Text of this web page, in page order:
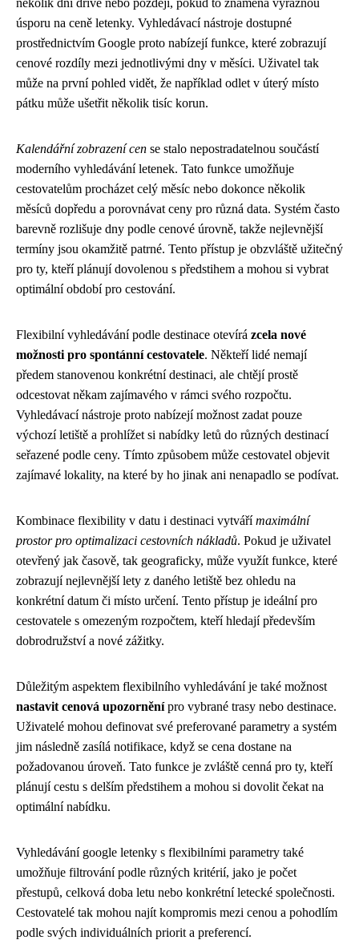
úsporu na ceně letenky. Vyhledávací nástroje dostupné
prostřednictvím Google proto nabízejí funkce, které zobrazují
cenové rozdíly mezi jednotlivými dny v měsíci. Uživatel tak
může na první pohled vidět, že například odlet v úterý místo
pátku může ušetřit několik tisíc korun.
Kalendářní zobrazení cen se stalo nepostradatelnou součástí
moderního vyhledávání letenek. Tato funkce umožňuje
cestovatelům procházet celý měsíc nebo dokonce několik
měsíců dopředu a porovnávat ceny pro různá data. Systém často
barevně rozlišuje dny podle cenové úrovně, takže nejlevnější
termíny jsou okamžitě patrné. Tento přístup je obzvláště užitečný
pro ty, kteří plánují dovolenou s předstihem a mohou si vybrat
optimální období pro cestování.
Flexibilní vyhledávání podle destinace otevírá zcela nové
možnosti pro spontánní cestovatele. Někteří lidé nemají
předem stanovenou konkrétní destinaci, ale chtějí prostě
odcestovat někam zajímavého v rámci svého rozpočtu.
Vyhledávací nástroje proto nabízejí možnost zadat pouze
výchozí letiště a prohlížet si nabídky letů do různých destinací
seřazené podle ceny. Tímto způsobem může cestovatel objevit
zajímavé lokality, na které by ho jinak ani nenapadlo se podívat.
Kombinace flexibility v datu i destinaci vytvářímaximální
prostor pro optimalizaci cestovních nákladů. Pokud je uživatel
otevřený jak časově, tak geograficky, může využít funkce, které
zobrazují nejlevnější lety z daného letiště bez ohledu na
konkrétní datum či místo určení. Tento přístup je ideální pro
cestovatele s omezeným rozpočtem, kteří hledají především
dobrodružství a nové zážitky.
Důležitým aspektem flexibilního vyhledávání je také možnost
nastavit cenová upozorněnípro vybrané trasy nebo destinace.
Uživatelé mohou definovat své preferované parametry a systém
jim následně zasílá notifikace, když se cena dostane na
požadovanou úroveň. Tato funkce je zvláště cenná pro ty, kteří
plánují cestu s delším předstihem a mohou si dovolit čekat na
optimální nabídku.
Vyhledávání google letenky s flexibilními parametry také
umožňuje filtrování podle různých kritérií, jako je počet
přestupů, celková doba letu nebo konkrétní letecké společnosti.
Cestovatelé tak mohou najít kompromis mezi cenou a pohodlím
podle svých individuálních priorit a preferencí.